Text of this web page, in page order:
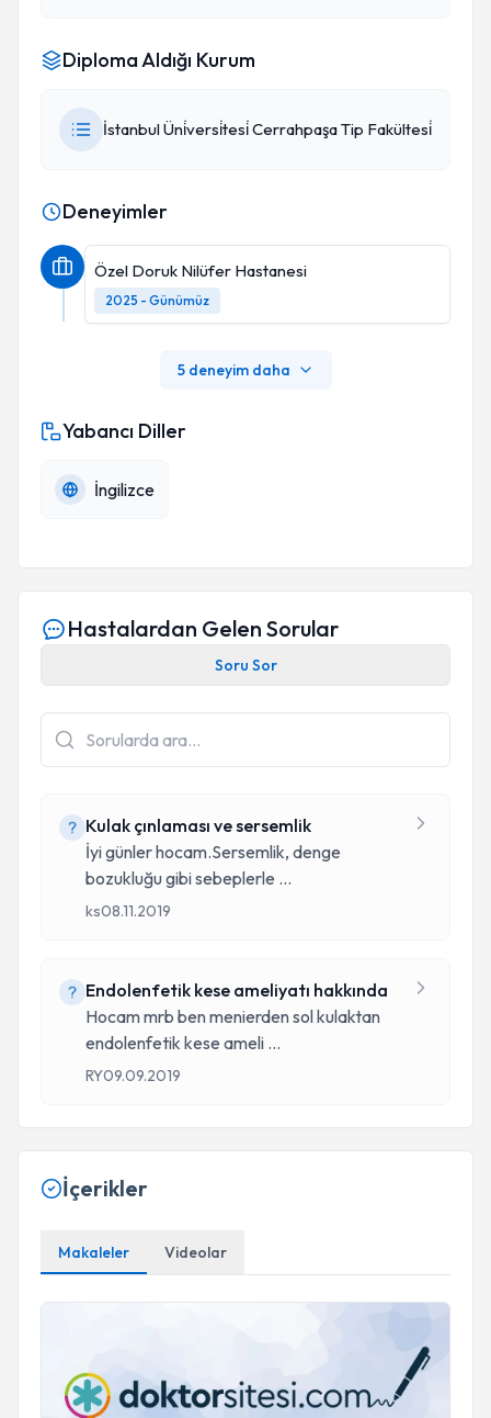
Diploma Aldığı Kurum
İstanbul Üni̇versi̇tesi̇ Cerrahpaşa Tip Fakültesi̇
Deneyimler
Özel Doruk Nilüfer Hastanesi
2025 - Günümüz
5 deneyim daha
Yabancı Diller
İngilizce
Hastalardan Gelen Sorular
Soru Sor
Kulak çınlaması ve sersemlik
İyi günler hocam.Sersemlik, denge
bozukluğu gibi sebeplerle ...
ks08.11.2019
Endolenfetik kese ameliyatı hakkında
Hocam mrb ben menierden sol kulaktan
endolenfetik kese ameli ...
RY09.09.2019
İçerikler
Makaleler Videolar